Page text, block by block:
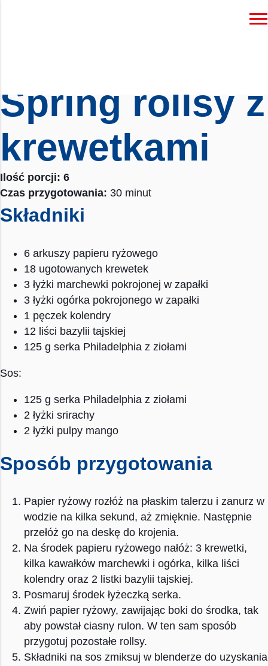
Spring rollsy z
krewetkami
Ilość porcji: 6
Czas przygotowania: 30 minut
Składniki
6 arkuszy papieru ryżowego
18 ugotowanych krewetek
3 łyżki marchewki pokrojonej w zapałki
3 łyżki ogórka pokrojonego w zapałki
1 pęczek kolendry
12 liści bazylii tajskiej
125 g serka Philadelphia z ziołami
Sos:
125 g serka Philadelphia z ziołami
2 łyżki srirachy
2 łyżki pulpy mango
Sposób przygotowania
Papier ryżowy rozłóż na płaskim talerzu i zanurz w
wodzie na kilka sekund, aż zmięknie. Następnie
przełóż go na deskę do krojenia.
Na środek papieru ryżowego nałóż: 3 krewetki,
kilka kawałków marchewki i ogórka, kilka liści
kolendry oraz 2 listki bazylii tajskiej.
Posmaruj środek łyżeczką serka.
Zwiń papier ryżowy, zawijając boki do środka, tak
aby powstał ciasny rulon. W ten sam sposób
przygotuj pozostałe rollsy.
Składniki na sos zmiksuj w blenderze do uzyskania